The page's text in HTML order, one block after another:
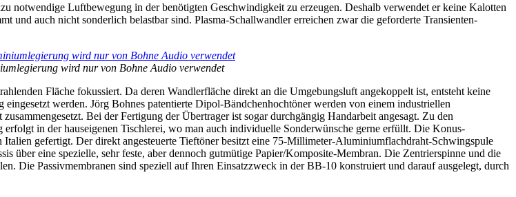
notwendige Luftbewegung in der benötigten Geschwindigkeit zu erzeugen. Deshalb verwendet er keine Kalotten
auch nicht sonderlich belastbar sind. Plasma-Schallwandler erreichen zwar die geforderte Transienten-
wird nur von Bohne Audio verwendet
Fläche fokussiert. Da deren Wandlerfläche direkt an die Umgebungsluft angekoppelt ist, entsteht keine
werden. Jörg Bohnes patentierte Dipol-Bändchenhochtöner werden von einem industriellen
Bei der Fertigung der Übertrager ist sogar durchgängig Handarbeit angesagt. Zu den
in der hauseigenen Tischlerei, wo man auch individuelle Sonderwünsche gerne erfüllt. Die Konus-
gefertigt. Der direkt angesteuerte Tieftöner besitzt eine 75-Millimeter-Aluminiumflachdraht-Schwingspule
über eine spezielle, sehr feste, aber dennoch gutmütige Papier/Komposite-Membran. Die Zentrierspinne und die
Die Passivmembranen sind speziell auf Ihren Einsatzzweck in der BB-10 konstruiert und darauf ausgelegt, durch